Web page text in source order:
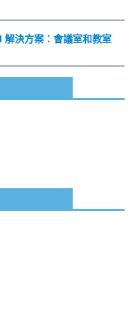
決方案：會議室和教室